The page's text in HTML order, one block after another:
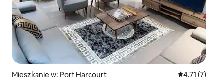
Mieszkanie w: Port Harcourt Średnia
4,71 (7)